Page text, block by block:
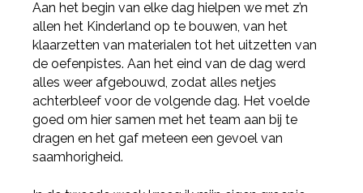
Aan het begin van elke dag hielpen we met z’n
allen het Kinderland op te bouwen, van het
klaarzetten van materialen tot het uitzetten van
de oefenpistes. Aan het eind van de dag werd
alles weer afgebouwd, zodat alles netjes
achterbleef voor de volgende dag. Het voelde
goed om hier samen met het team aan bij te
dragen en het gaf meteen een gevoel van
saamhorigheid.